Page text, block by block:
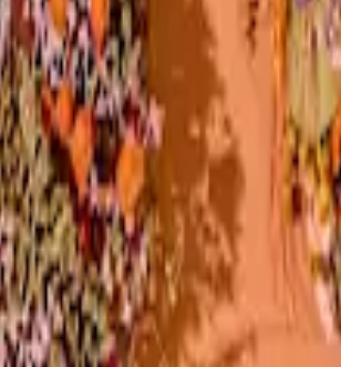
lange Freude hat? Dann wirf einen Blick
du deiner Pflanzen Bestellung ein
nur etwa sieben bis zehn Tage frisch bleibt.
Möglichkeit etwas Langlebiges und